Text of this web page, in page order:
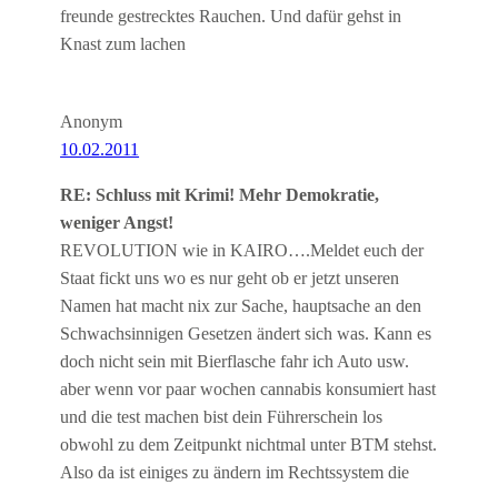
freunde gestrecktes Rauchen. Und dafür gehst in
Knast zum lachen
Anonym
10.02.2011
RE: Schluss mit Krimi! Mehr Demokratie,
weniger Angst!
REVOLUTION wie in KAIRO….Meldet euch der
Staat fickt uns wo es nur geht ob er jetzt unseren
Namen hat macht nix zur Sache, hauptsache an den
Schwachsinnigen Gesetzen ändert sich was. Kann es
doch nicht sein mit Bierflasche fahr ich Auto usw.
aber wenn vor paar wochen cannabis konsumiert hast
und die test machen bist dein Führerschein los
obwohl zu dem Zeitpunkt nichtmal unter BTM stehst.
Also da ist einiges zu ändern im Rechtssystem die